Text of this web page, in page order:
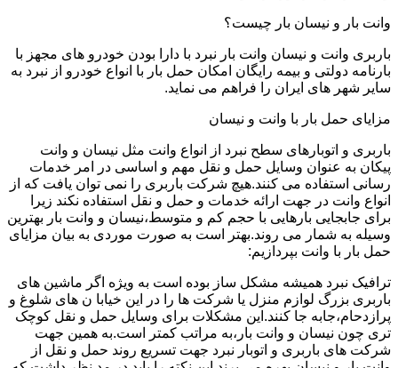
وانت بار و نیسان بار چیست؟
باربری وانت و نیسان وانت بار نبرد با دارا بودن خودرو های مجهز با
بارنامه دولتی و بیمه رایگان امکان حمل بار با انواع خودرو از نبرد به
سایر شهر های ایران را فراهم می نماید.
مزایای حمل بار با وانت و نیسان
باربری و اتوبارهای سطح نبرد از انواع وانت مثل نیسان و وانت
پیکان به عنوان وسایل حمل و نقل مهم و اساسی در امر خدمات
رسانی استفاده می کنند.هیچ شرکت باربری را نمی توان یافت که از
انواع وانت در جهت ارائه خدمات و حمل و نقل استفاده نکند زیرا
برای جابجایی بارهایی با حجم کم و متوسط،نیسان و وانت بار بهترین
وسیله به شمار می روند.بهتر است به صورت موردی به بیان مزایای
حمل بار با وانت بپردازیم:
ترافیک نبرد همیشه مشکل ساز بوده است به ویژه اگر ماشین های
باربری بزرگ لوازم منزل یا شرکت ها را در این خیابا ن های شلوغ و
پرازدحام،جابه جا کنند.این مشکلات برای وسایل حمل و نقل کوچک
تری چون نیسان و وانت بار،به مراتب کمتر است.به همین جهت
شرکت های باربری و اتوبار نبرد جهت تسریع روند حمل و نقل از